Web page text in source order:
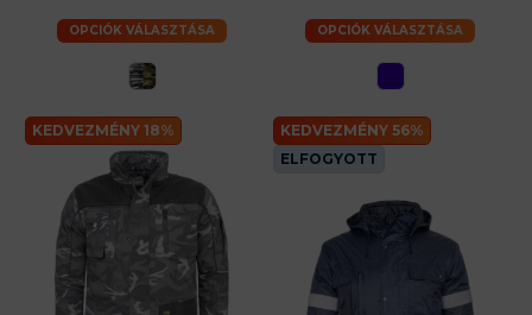
OPCIÓK VÁLASZTÁSA OPCIÓK VÁLASZTÁSA
KEDVEZMÉNY 18%
KEDVEZMÉNY 56%
ELFOGYOTT